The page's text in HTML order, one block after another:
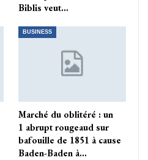
Biblis veut…
BUSINESS
Marché du oblitéré : un
1 abrupt rougeaud sur
bafouille de 1851 à cause
Baden-Baden à…